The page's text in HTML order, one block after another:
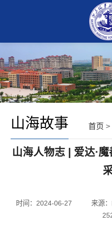
首页 >
山海故事
山海人物志 | 爱达·
时间：2024-06-27 来源